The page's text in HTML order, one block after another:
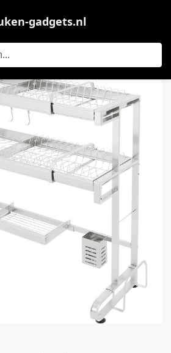
gadgets.nl
– Keuken accessoire – Voor boven de gootsteen in de keuken – Roestvrij staal